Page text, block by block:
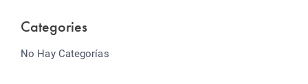
Categories
No Hay Categorías